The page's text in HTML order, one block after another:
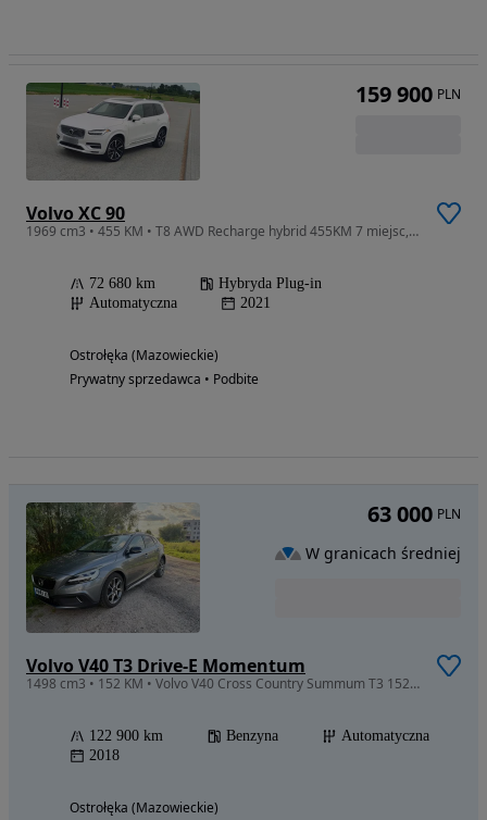
Volvo XC 90
1969 cm3 • 455 KM • T8 AWD Recharge hybrid 455KM 7 miejsc, prywatny zarejestrowany w kraju
72 680 km
Hybryda Plug-in
Automatyczna
2021
Ostrołęka (Mazowieckie)
Prywatny sprzedawca • Podbite
159 900 PLN
Volvo V40 T3 Drive-E Momentum
1498 cm3 • 152 KM • Volvo V40 Cross Country Summum T3 152KM Geartronic
122 900 km Benzyna
Automatyczna
2018
Ostrołęka (Mazowieckie)
63 000 PLN
W granicach średniej